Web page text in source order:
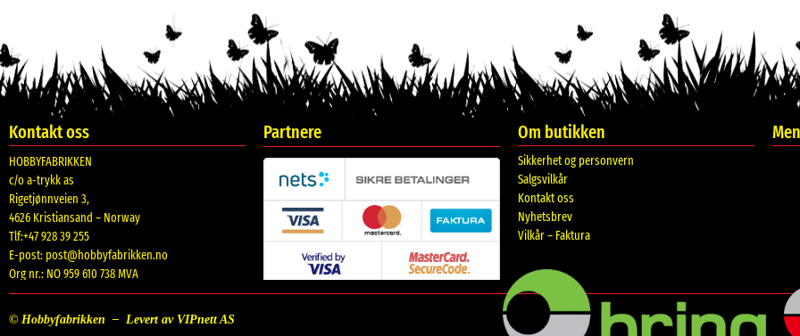
49.00
Kjøp
cm. ass farger.
kr39.00 kr29.00
Trekk opp badedyr, skilpadde.
kr89.00 79.00
Kjøp
Hage redskaper med bag for
barn. Goki
kr299.00
Marihøne sprinkler, vannlek.
Vannfontene.
kr149.00
-51%
Trekk opp badedyr, delfin, med
knapp for sprut
kr99.00
Kjøp